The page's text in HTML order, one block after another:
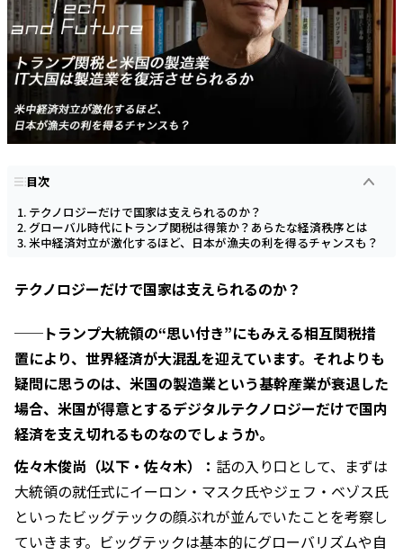
目次
テクノロジーだけで国家は支えられるのか？
グローバル時代にトランプ関税は得策か？あらたな経済秩序とは
米中経済対立が激化するほど、日本が漁夫の利を得るチャンスも？
テクノロジーだけで国家は支えられるのか？
──トランプ大統領の“思い付き”にもみえる相互関税措
置により、世界経済が大混乱を迎えています。それよりも
疑問に思うのは、米国の製造業という基幹産業が衰退した
場合、米国が得意とするデジタルテクノロジーだけで国内
経済を支え切れるものなのでしょうか。
佐々木俊尚（以下・佐々木）： 話の入り口として、まずは
大統領の就任式にイーロン・マスク氏やジェフ・ベゾス氏
といったビッグテックの顔ぶれが並んでいたことを考察し
ていきます。ビッグテックは基本的にグローバリズムや自